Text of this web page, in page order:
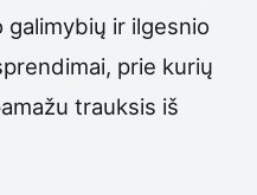
ir ilgesnio
prie kurių
trauksis iš